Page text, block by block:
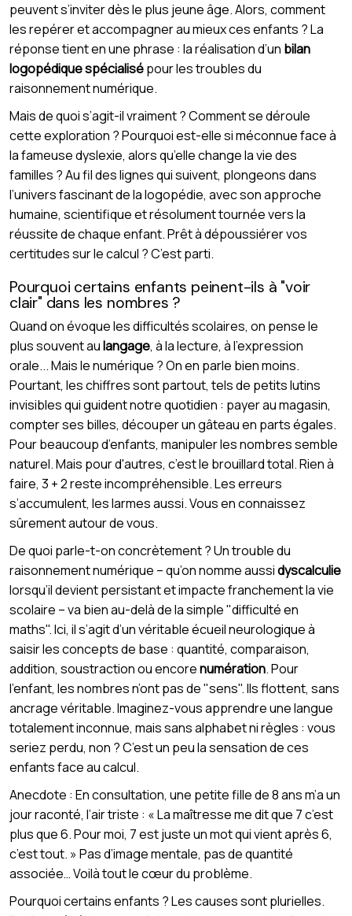
peuvent s’inviter dès le plus jeune âge. Alors, comment
les repérer et accompagner au mieux ces enfants ? La
réponse tient en une phrase : la réalisation d’un bilan
logopédique spécialisépour les troubles du
raisonnement numérique.
Mais de quoi s’agit-il vraiment ? Comment se déroule
cette exploration ? Pourquoi est-elle si méconnue face à
la fameuse dyslexie, alors qu’elle change la vie des
familles ? Au fil des lignes qui suivent, plongeons dans
l’univers fascinant de la logopédie, avec son approche
humaine, scientifique et résolument tournée vers la
réussite de chaque enfant. Prêt à dépoussiérer vos
certitudes sur le calcul ? C’est parti.
Pourquoi certains enfants peinent-ils à "voir
clair" dans les nombres ?
Quand on évoque les difficultés scolaires, on pense le
plus souvent aulangage, à la lecture, à l’expression
orale... Mais le numérique ? On en parle bien moins.
Pourtant, les chiffres sont partout, tels de petits lutins
invisibles qui guident notre quotidien : payer au magasin,
compter ses billes, découper un gâteau en parts égales.
Pour beaucoup d’enfants, manipuler les nombres semble
naturel. Mais pour d'autres, c’est le brouillard total. Rien à
faire, 3 + 2 reste incompréhensible. Les erreurs
s’accumulent, les larmes aussi. Vous en connaissez
sûrement autour de vous.
De quoi parle-t-on concrètement ? Un trouble du
raisonnement numérique – qu’on nomme aussidyscalculie
lorsqu’il devient persistant et impacte franchement la vie
scolaire – va bien au-delà de la simple "difficulté en
maths". Ici, il s’agit d’un véritable écueil neurologique à
saisir les concepts de base : quantité, comparaison,
addition, soustraction ou encorenumération. Pour
l’enfant, les nombres n’ont pas de "sens". Ils flottent, sans
ancrage véritable. Imaginez-vous apprendre une langue
totalement inconnue, mais sans alphabet ni règles : vous
seriez perdu, non ? C’est un peu la sensation de ces
enfants face au calcul.
Anecdote : En consultation, une petite fille de 8 ans m’a un
jour raconté, l’air triste : « La maîtresse me dit que 7 c’est
plus que 6. Pour moi, 7 est juste un mot qui vient après 6,
c’est tout. » Pas d’image mentale, pas de quantité
associée… Voilà tout le cœur du problème.
Pourquoi certains enfants ? Les causes sont plurielles.